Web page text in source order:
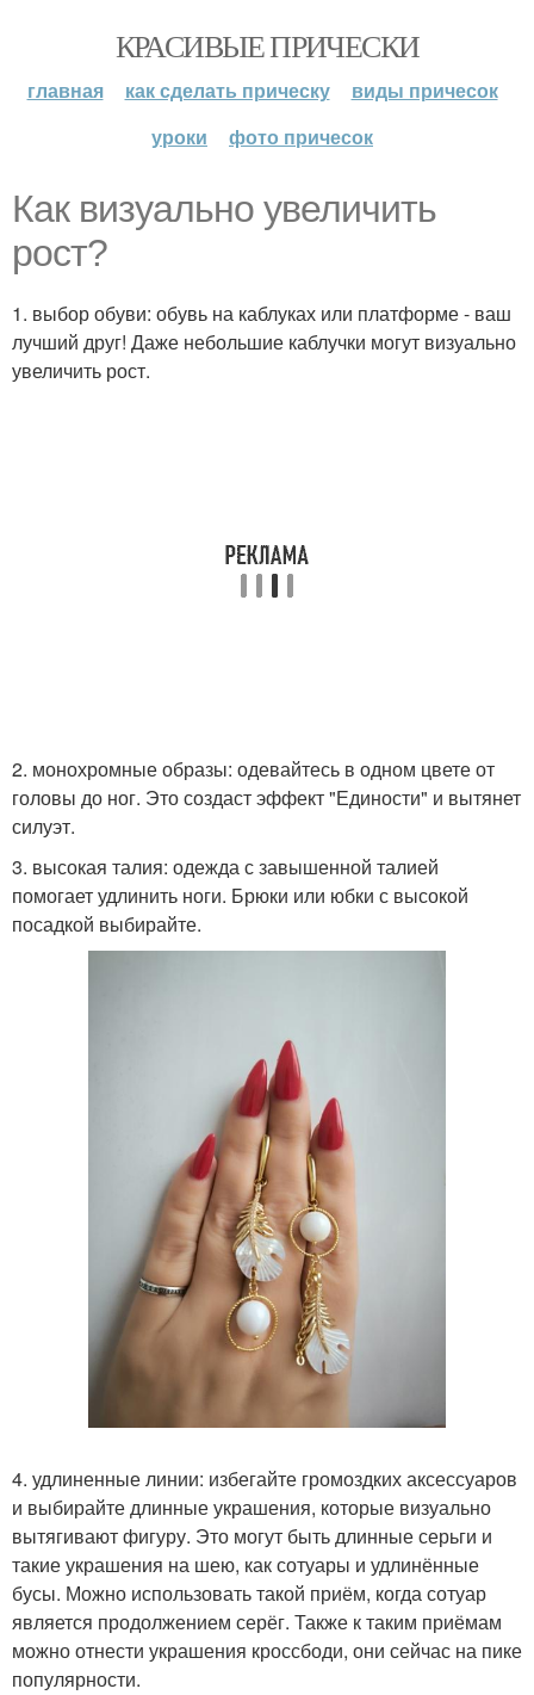
КРАСИВЫЕ ПРИЧЕСКИ
главная как сделать прическу
виды причесок
уроки
фото причесок
Как визуально увеличить
рост?
1. выбор обуви: обувь на каблуках или платформе - ваш
лучший друг! Даже небольшие каблучки могут визуально
увеличить рост.
2. монохромные образы: одевайтесь в одном цвете от
головы до ног. Это создаст эффект "Единости" и вытянет
силуэт.
3. высокая талия: одежда с завышенной талией
помогает удлинить ноги. Брюки или юбки с высокой
посадкой выбирайте.
4. удлиненные линии: избегайте громоздких аксессуаров
и выбирайте длинные украшения, которые визуально
вытягивают фигуру. Это могут быть длинные серьги и
такие украшения на шею, как сотуары и удлинённые
бусы. Можно использовать такой приём, когда сотуар
является продолжением серёг. Также к таким приёмам
можно отнести украшения кроссбоди, они сейчас на пике
популярности.